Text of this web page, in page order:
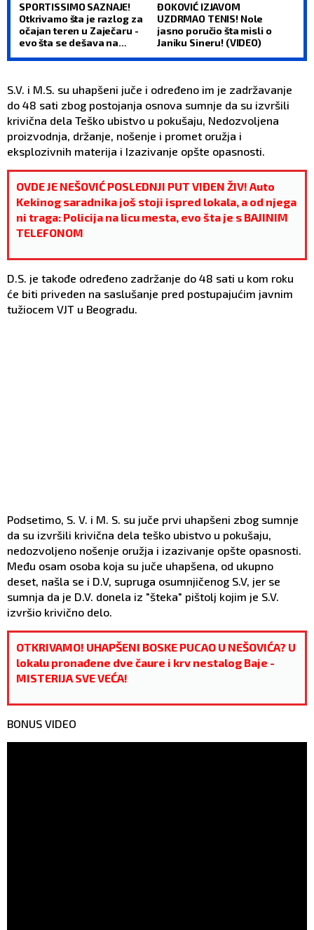
SPORTISSIMO SAZNAJE!
Otkrivamo šta je razlog za
očajan teren u Zaječaru -
evo šta se dešava na
ĐOKOVIĆ IZJAVOM
UZDRMAO TENIS! Nole
jasno poručio šta misli o
Janiku Sineru! (VIDEO)
S.V. i M.S. su uhapšeni juče i određeno im je zadržavanje
do 48 sati zbog postojanja osnova sumnje da su izvršili
krivična dela Teško ubistvo u pokušaju, Nedozvoljena
proizvodnja, držanje, nošenje i promet oružja i
eksplozivnih materija i Izazivanje opšte opasnosti.
OVDE JE NEŠOVIĆ POSLEDNJI PUT VIĐEN ŽIV! Auto
Kekinog saradnika još stoji ispred lokala, a od njega
ni traga: Policija na licu mesta, evo šta je s BAJINIM
TELEFONOM
D.S. je takođe određeno zadržanje do 48 sati u kom roku
će biti priveden na saslušanje pred postupajućim javnim
tužiocem VJT u Beogradu.
Podsetimo, S. V. i M. S. su juče prvi uhapšeni zbog sumnje
da su izvršili krivična dela teško ubistvo u pokušaju,
nedozvoljeno nošenje oružja i izazivanje opšte opasnosti.
Među osam osoba koja su juče uhapšena, od ukupno
deset, našla se i D.V, supruga osumnjičenog S.V, jer se
sumnja da je D.V. donela iz "šteka" pištolj kojim je S.V.
izvršio krivično delo.
OTKRIVAMO! UHAPŠENI BOSKE PUCAO U NEŠOVIĆA? U
lokalu pronađene dve čaure i krv nestalog Baje -
MISTERIJA SVE VEĆA!
BONUS VIDEO